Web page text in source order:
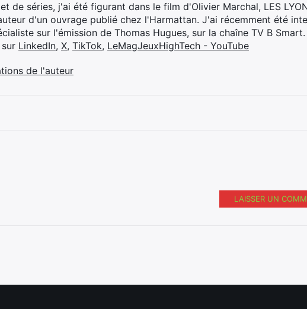
de séries, j'ai été figurant dans le film d'Olivier Marchal, LES
d'un ouvrage publié chez l'Harmattan. J'ai récemment été
sur l'émission de Thomas Hugues, sur la chaîne TV B Smart.
LinkedIn, X, TikTok, LeMagJeuxHighTech - YouTube
de l'auteur
LAISSER UN